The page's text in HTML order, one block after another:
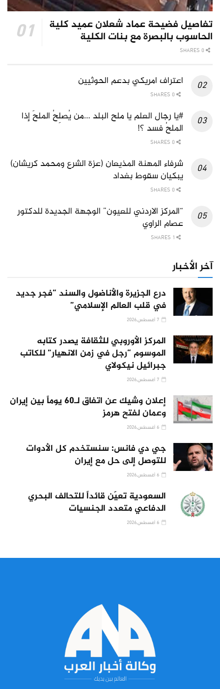
تفاصيل فضيحة عماد شعلان عميد كلية
الحاسوب بالبصرة مع بنات الكلية
اعتراف امريكي بدعم الحوثيين
#يا رجال العلم يا ملح البلد …من يُصلِحُ الملحَ إذا
الملحُ فسد ؟!
شرفاء المهنة المذيعان (عزة الشرع ومحمد كريشان)
يبكيان سقوط بغداد
“المركز الاردني للعيون” الوجهة الجديدة للدكتور
عصام الراوي
آخر الأخبار
درع الجزيرة والأناضول والسند “فجر جديد
في قلب العالم الإسلامي”
المركز الأوروبي للثقافة يصدر كتابه
الموسوم “رجل في زمن الانهيار” للكاتب
جبرائيل نيكولاي
إعلان وشيك عن اتفاق لـ60 يوماً بين إيران
وعمان لفتح هرمز
جي دي فانس: سنستخدم كل الأدوات
للتوصل إلى حل مع إيران
السعودية تعيّن قائداً للتحالف البحري
الدفاعي متعدد الجنسيات